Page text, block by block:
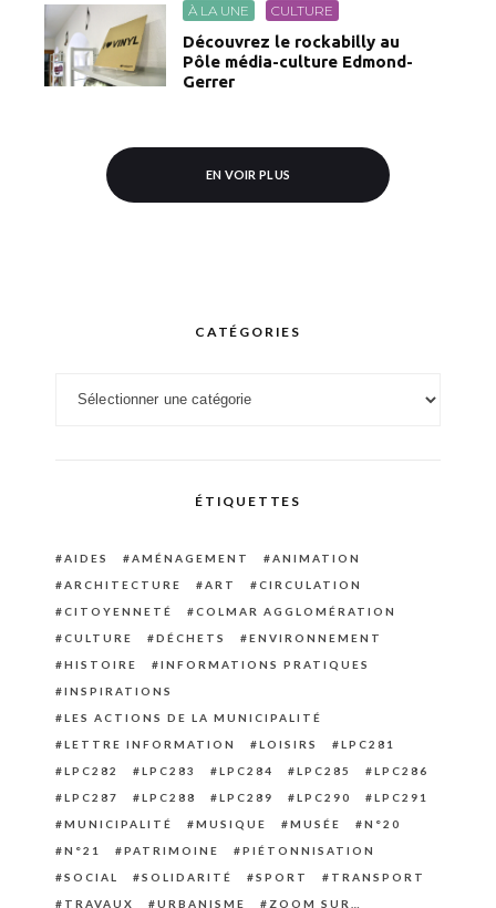
À LA UNE CULTURE
Découvrez le rockabilly au
Pôle média-culture Edmond-
Gerrer
EN VOIR PLUS
CATÉGORIES
ÉTIQUETTES
AIDES AMÉNAGEMENT
ANIMATION
ARCHITECTURE
ART
CIRCULATION
CITOYENNETÉ
COLMAR AGGLOMÉRATION
CULTURE
DÉCHETS
ENVIRONNEMENT
HISTOIRE
INFORMATIONS PRATIQUES
INSPIRATIONS
LES ACTIONS DE LA MUNICIPALITÉ
LETTRE INFORMATION
LOISIRS
LPC281
LPC282
LPC283 LPC284 LPC285
LPC286
LPC287
LPC288 LPC289 LPC290
LPC291
MUNICIPALITÉ
MUSIQUE MUSÉE
N°20
N°21
PATRIMOINE
PIÉTONNISATION
SOCIAL
SOLIDARITÉ SPORT
TRANSPORT
TRAVAUX
URBANISME ZOOM SUR…